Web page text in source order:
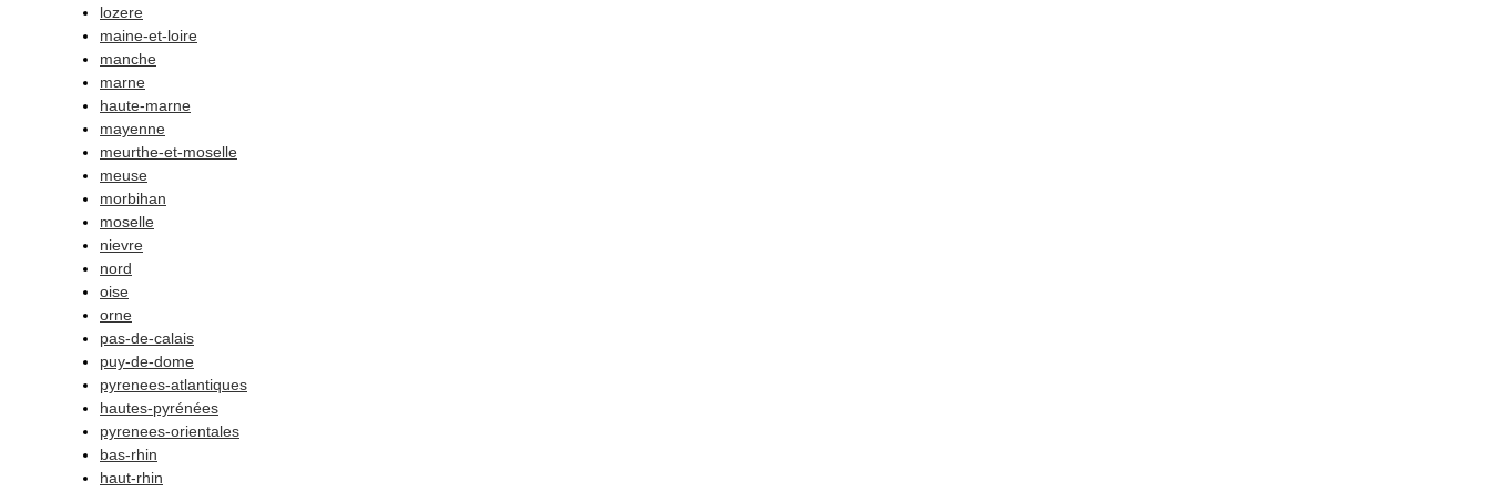
lozere
maine-et-loire
manche
marne
haute-marne
mayenne
meurthe-et-moselle
meuse
morbihan
moselle
nievre
nord
oise
orne
pas-de-calais
puy-de-dome
pyrenees-atlantiques
hautes-pyrénées
pyrenees-orientales
bas-rhin
haut-rhin